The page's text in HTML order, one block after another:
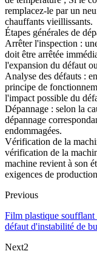
remplacez-le par un
chauffants vieillissants.
Étapes générales de
Arrêter l'inspection :
doit être arrêtée
l'expansion du défaut
Analyse des défauts :
principe de
l'impact possible du
Dépannage : selon la
dépannage
endommagées.
Vérification de la
vérification de la
machine revient à son
exigences de
Previous
Film plastique
défaut d'instabilité de
Next2